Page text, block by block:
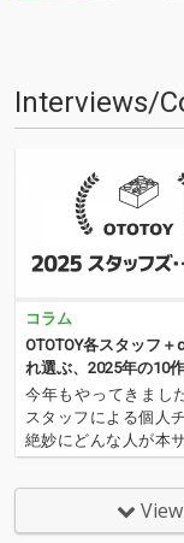
Interviews/
コラム
OTOTOY各スタッフ
れ選ぶ、2025年の10
今年もやってきまし
スタッフによる個人
絶妙にどんな人が本
営しているのか？
紹介もちょっとか
す。2025年は、それ
聴いてOTOTOYを作